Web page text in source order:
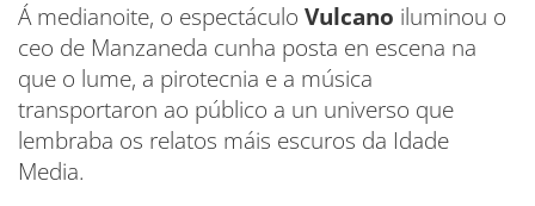
Á medianoite, o espectáculo Vulcano iluminou o
ceo de Manzaneda cunha posta en escena na
que o lume, a pirotecnia e a música
transportaron ao público a un universo que
lembraba os relatos máis escuros da Idade
Media.